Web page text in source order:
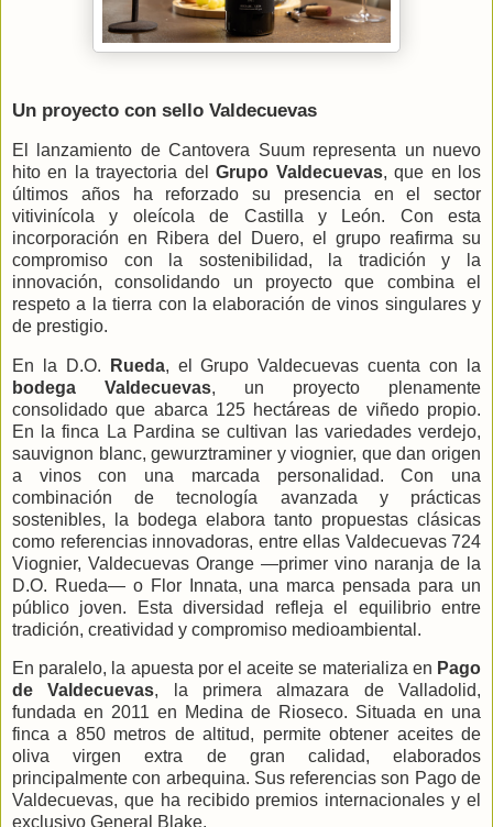
Un proyecto con sello Valdecuevas
El lanzamiento de Cantovera Suum representa un nuevo
hito en la trayectoria delGrupo Valdecuevas, que en los
últimos años ha reforzado su presencia en el sector
vitivinícola y oleícola de Castilla y León. Con esta
incorporación en Ribera del Duero, el grupo reafirma su
compromiso con la sostenibilidad, la tradición y la
innovación, consolidando un proyecto que combina el
respeto a la tierra con la elaboración de vinos singulares y
de prestigio.
En la D.O. Rueda, el Grupo Valdecuevas cuenta con la
bodega Valdecuevas, un proyecto plenamente
consolidado que abarca 125 hectáreas de viñedo propio.
En la finca La Pardina se cultivan las variedades verdejo,
sauvignon blanc, gewurztraminer y viognier, que dan origen
a vinos con una marcada personalidad. Con una
combinación de tecnología avanzada y prácticas
sostenibles, la bodega elabora tanto propuestas clásicas
como referencias innovadoras, entre ellas Valdecuevas 724
Viognier, Valdecuevas Orange —primer vino naranja de la
D.O. Rueda— o Flor Innata, una marca pensada para un
público joven. Esta diversidad refleja el equilibrio entre
tradición, creatividad y compromiso medioambiental.
En paralelo, la apuesta por el aceite se materializa en Pago
de Valdecuevas, la primera almazara de Valladolid,
fundada en 2011 en Medina de Rioseco. Situada en una
finca a 850 metros de altitud, permite obtener aceites de
oliva virgen extra de gran calidad, elaborados
principalmente con arbequina. Sus referencias son Pago de
Valdecuevas, que ha recibido premios internacionales y el
exclusivo General Blake.